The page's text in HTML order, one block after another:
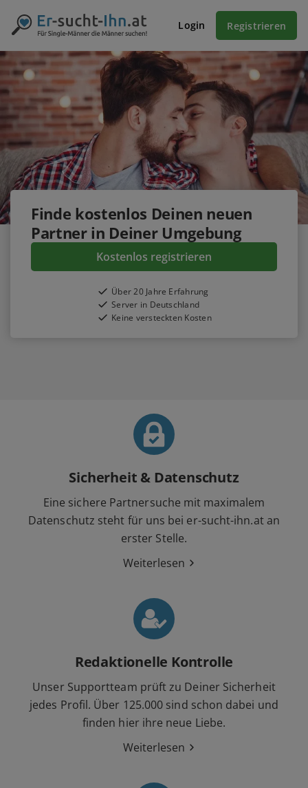
Login Registrieren
Finde kostenlos Deinen neuen
Partner in Deiner Umgebung
Kostenlos registrieren
Über 20 Jahre Erfahrung
Server in Deutschland
Keine versteckten Kosten
Sicherheit & Datenschutz
Eine sichere Partnersuche mit maximalem
Datenschutz steht für uns bei er-sucht-ihn.at an
erster Stelle.
Weiterlesen
Redaktionelle Kontrolle
Unser Supportteam prüft zu Deiner Sicherheit
jedes Profil. Über 125.000 sind schon dabei und
finden hier ihre neue Liebe.
Weiterlesen